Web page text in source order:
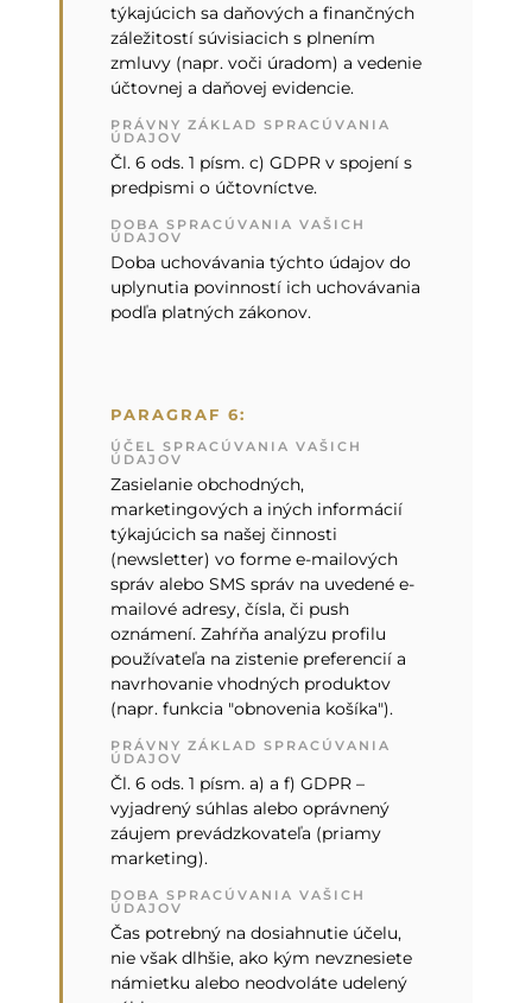
týkajúcich sa daňových a finančných
záležitostí súvisiacich s plnením
zmluvy (napr. voči úradom) a vedenie
účtovnej a daňovej evidencie.
PRÁVNY ZÁKLAD SPRACÚVANIA
ÚDAJOV
Čl. 6 ods. 1 písm. c) GDPR v spojení s
predpismi o účtovníctve.
DOBA SPRACÚVANIA VAŠICH
ÚDAJOV
Doba uchovávania týchto údajov do
uplynutia povinností ich uchovávania
podľa platných zákonov.
PARAGRAF 6:
ÚČEL SPRACÚVANIA VAŠICH
ÚDAJOV
Zasielanie obchodných,
marketingových a iných informácií
týkajúcich sa našej činnosti
(newsletter) vo forme e-mailových
správ alebo SMS správ na uvedené e-
mailové adresy, čísla, či push
oznámení. Zahŕňa analýzu profilu
používateľa na zistenie preferencií a
navrhovanie vhodných produktov
(napr. funkcia "obnovenia košíka").
PRÁVNY ZÁKLAD SPRACÚVANIA
ÚDAJOV
Čl. 6 ods. 1 písm. a) a f) GDPR –
vyjadrený súhlas alebo oprávnený
záujem prevádzkovateľa (priamy
marketing).
DOBA SPRACÚVANIA VAŠICH
ÚDAJOV
Čas potrebný na dosiahnutie účelu,
nie však dlhšie, ako kým nevznesiete
námietku alebo neodvoláte udelený